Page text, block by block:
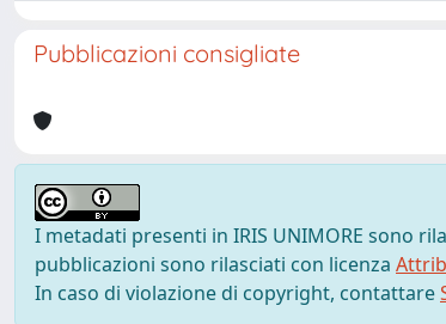
Pubblicazioni consigliate
I metadati presenti in IRIS UNIMORE sono
pubblicazioni sono rilasciati con licenza
In caso di violazione di copyright, contattare